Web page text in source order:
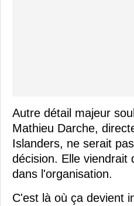
Autre détail majeur
Mathieu Darche,
Islanders, ne serait
décision. Elle viendrait
dans l'organisation.
C'est là où ça devient